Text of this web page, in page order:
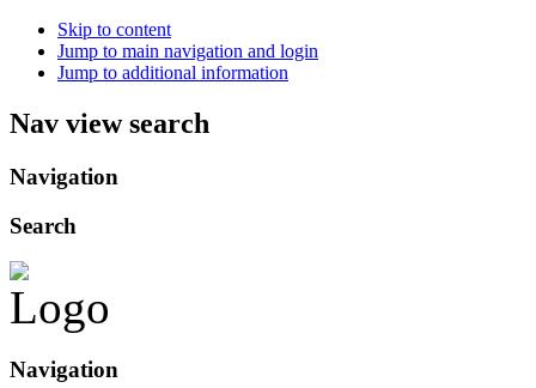
Skip to content
Jump to main navigation and login
Jump to additional information
Nav view search
Navigation
Search
Navigation